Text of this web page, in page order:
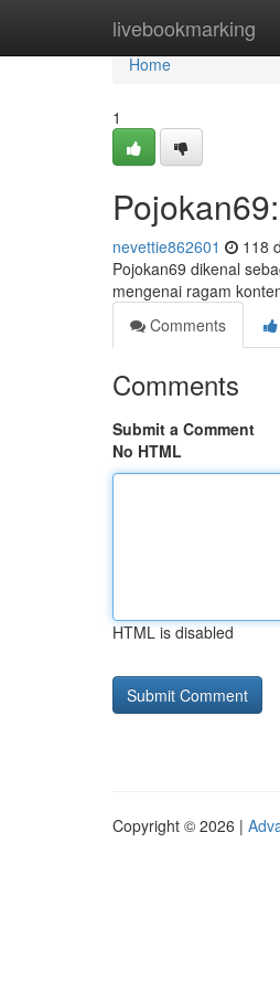
livebookmarking
Home
Home
1
nevettie862601 118
Pojokan69 dikenal
mengenai ragam
Comments
Comments
Submit a Comment
No HTML
HTML is disabled
Copyright © 2026 |